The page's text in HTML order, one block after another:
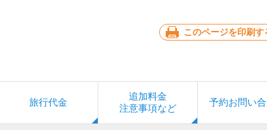
このページを印刷す
旅行代金
追加料金
注意事項など
予約お問い